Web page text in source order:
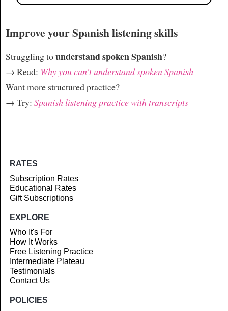
Improve your Spanish listening skills
Struggling tounderstand spoken Spanish?
→ Read: Why you can't understand spoken Spanish
Want more structured practice?
→ Try: Spanish listening practice with transcripts
RATES
Subscription Rates
Educational Rates
Gift Subscriptions
EXPLORE
Who It's For
How It Works
Free Listening Practice
Intermediate Plateau
Testimonials
Contact Us
POLICIES